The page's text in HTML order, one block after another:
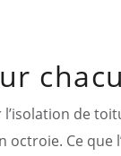
l’isolation de
Ce que